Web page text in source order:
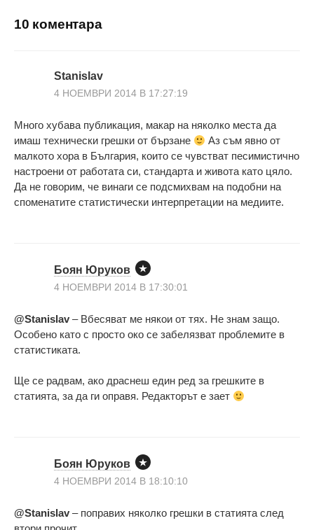
10 коментара
Stanislav
4 НОЕМВРИ 2014 В 17:27:19
Много хубава публикация, макар на няколко места да
имаш технически грешки от бързане
Аз съм явно от
малкото хора в България, които се чувстват песимистично
настроени от работата си, стандарта и живота като цяло.
Да не говорим, че винаги се подсмихвам на подобни на
споменатите статистически интерпретации на медиите.
Боян Юруков
4 НОЕМВРИ 2014 В 17:30:01
@Stanislav – Вбесяват ме някои от тях. Не знам защо.
Особено като с просто око се забелязват проблемите в
статистиката.
Ще се радвам, ако драснеш един ред за грешките в
статията, за да ги оправя. Редакторът е зает
Боян Юруков
4 НОЕМВРИ 2014 В 18:10:10
@Stanislav – поправих няколко грешки в статията след